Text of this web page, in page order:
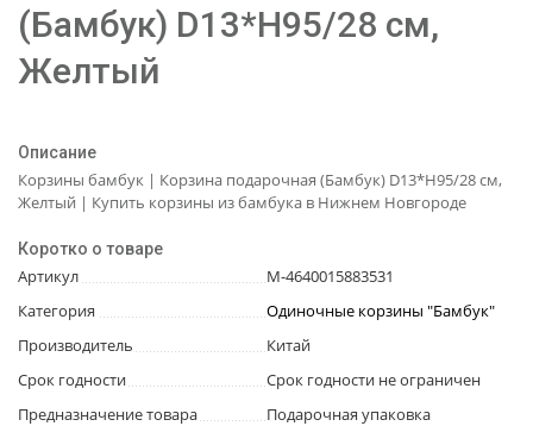
(Бамбук) D13*H95/28 см,
Желтый
Описание
Корзины бамбук | Корзина подарочная (Бамбук) D13*H95/28 см,
Желтый | Купить корзины из бамбука в Нижнем Новгороде
Коротко о товаре
Артикул
М-4640015883531
Категория
Одиночные корзины "Бамбук"
Производитель
Китай
Срок годности
Срок годности не ограничен
Предназначение товара
Подарочная упаковка